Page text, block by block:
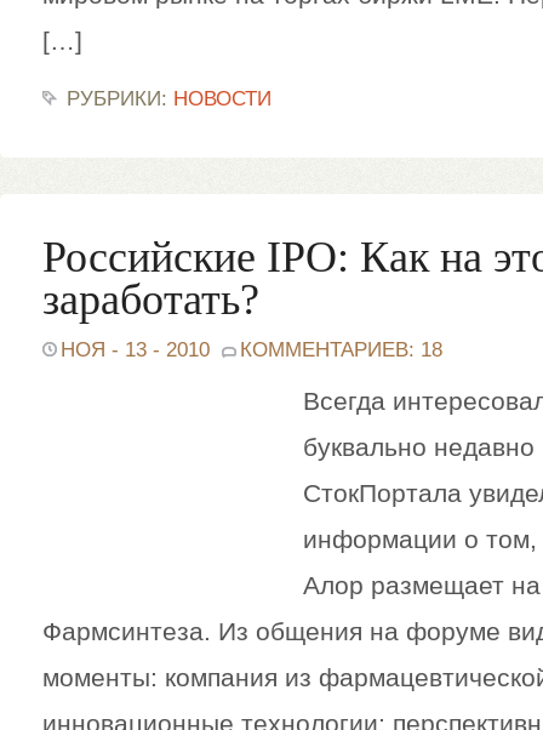
[…]
РУБРИКИ: НОВОСТИ
Российские IPO: Как на
заработать?
НОЯ - 13 - 2010 КОММЕНТАРИЕВ: 18
Всегда
буквально
СтокПортала
информации о том,
Алор размещает
Фармсинтеза. Из общения на форуме
моменты: компания из
инновационные технологии;